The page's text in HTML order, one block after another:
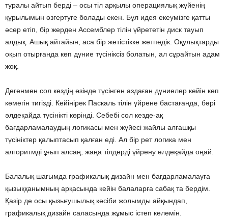
туралы айтып берді – осы тіл арқылы операциялық жүйенің
құрылымын өзгертуге болады екен. Бұл идея екеумізге қатты
әсер етіп, бір жерден Ассемблер тілін үйрететін диск тауып
алдық. Ашық айтайын, аса бір жетістікке жетпедік. Оқулықтарды
оқып отырғанда көп дүние түсініксіз болатын, ал сұрайтын адам
жоқ.
Дегенмен сол кездің өзінде түсінген аздаған дүниелер кейін көп
көмегін тигізді. Кейінірек Паскаль тілін үйрене бастағанда, бәрі
әлдеқайда түсінікті көрінді. Себебі сол кезде-ақ
бағдарламалаудың логикасы мен жүйесі жайлы алғашқы
түсініктер қалыптасып қалған еді. Ал бір рет логика мен
алгоритмді ұғып алсаң, жаңа тілдерді үйрену әлдеқайда оңай.
Балалық шағымда графикалық дизайн мен бағдарламалауға
қызыққанымның арқасында кейін балаларға сабақ та бердім.
Қазір де осы қызығушылық кәсіби жолымды айқындап,
графикалық дизайн саласында жұмыс істеп келемін.